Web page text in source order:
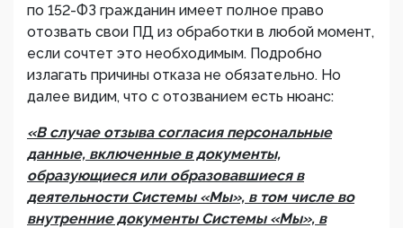
по 152-ФЗ гражданин имеет полное право
отозвать свои ПД из обработки в любой момент,
если сочтет это необходимым. Подробно
излагать причины отказа не обязательно. Но
далее видим, что с отозванием есть нюанс:
«В случае отзыва согласия персональные
данные, включенные в документы,
образующиеся или образовавшиеся в
деятельности Системы «Мы», в том числе во
внутренние документы Системы «Мы», в